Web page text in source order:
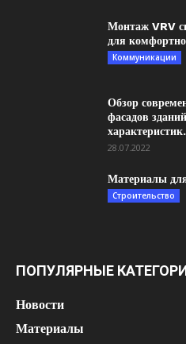
Монтаж VRV
для
Коммуникации
Обзор
фасадов
28.07.2022
Материалы
Строительство
ПОПУЛЯРНЫЕ
Новости
Материалы